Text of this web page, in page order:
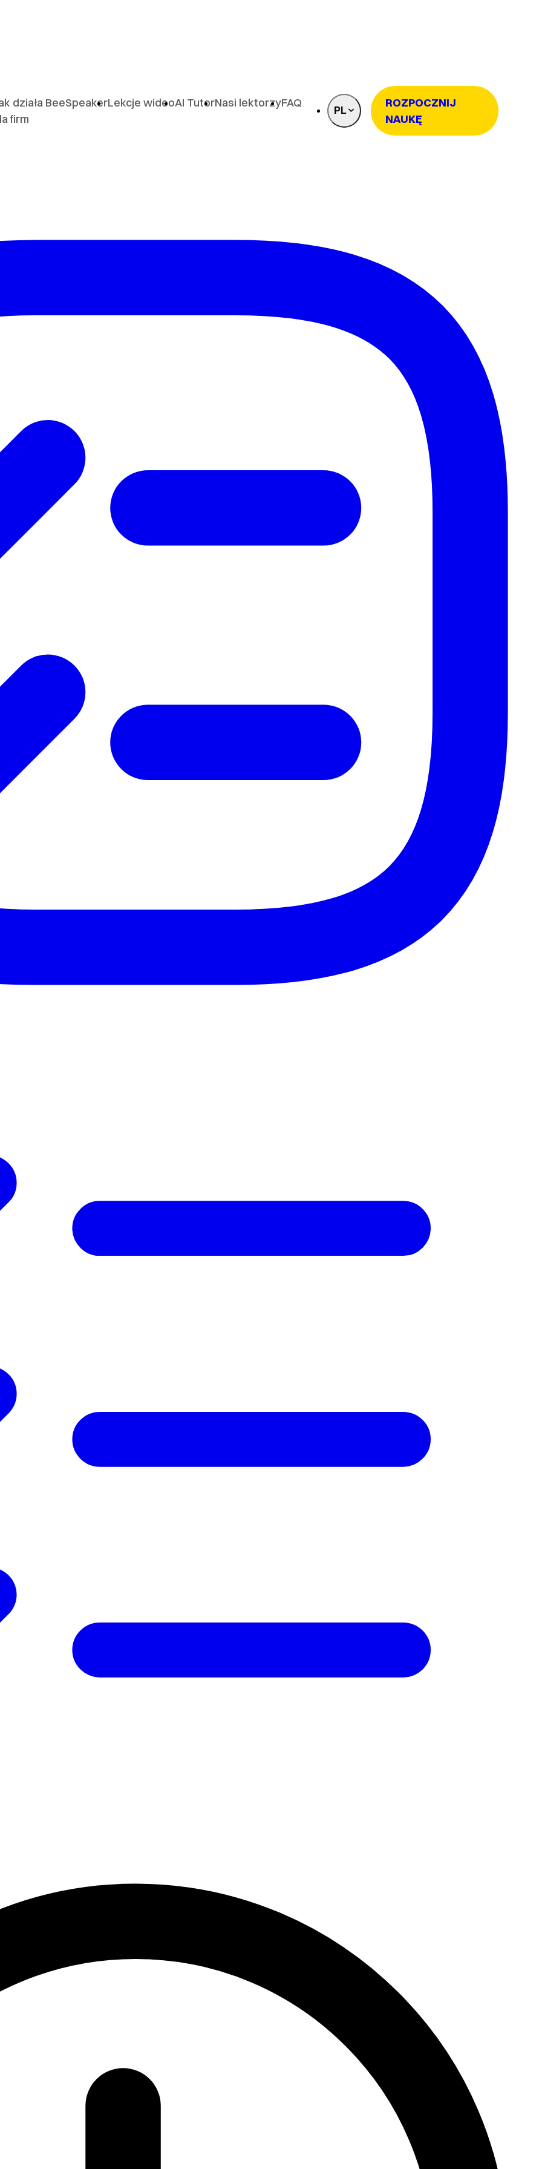
ROZPOCZNIJ
NAUKĘ
działa BeeSpeakerLekcje wideoAI TutorNasi lektorzyFAQ
firm
PL